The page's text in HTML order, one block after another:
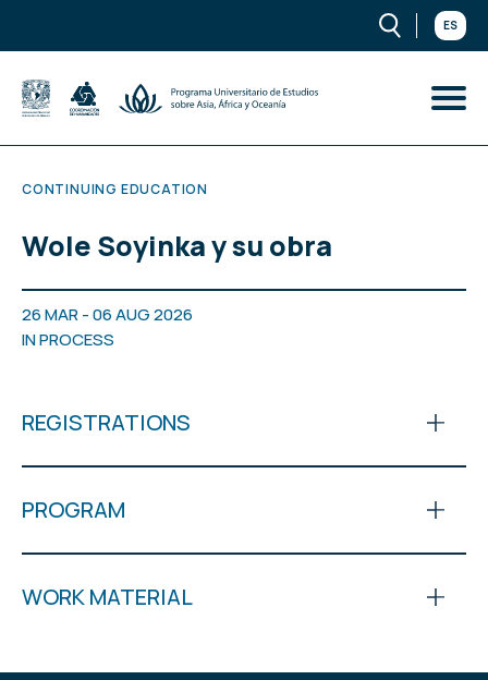
ES
CONTINUING EDUCATION
Wole Soyinka y su obra
26 MAR - 06 AUG 2026
IN PROCESS
REGISTRATIONS
PROGRAM
WORK MATERIAL